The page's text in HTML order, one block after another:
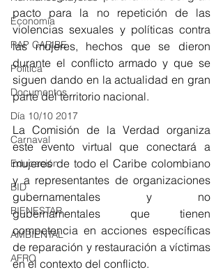
Economía
RAP CARIBE
Política
Documentos
Día 10/10 2017
Carnaval
Educación
BID
BIENESTAR
AMBIENTAL
AFRO
pacto para la no repetición de las
violencias sexuales y políticas contra
las mujeres, hechos que se dieron
durante el conflicto armado y que se
siguen dando en la actualidad en gran
parte del territorio nacional.
La Comisión de la Verdad organiza
este evento virtual que conectará a
mujeres de todo el Caribe colombiano
y a representantes de organizaciones
gubernamentales y no
gubernamentales que tienen
competencia en acciones específicas
de reparación y restauración a víctimas
en el contexto del conflicto.